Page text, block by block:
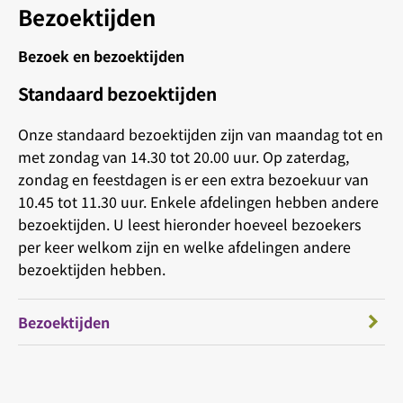
Bezoektijden
Bezoek en bezoektijden
Standaard bezoektijden
Onze standaard bezoektijden zijn van maandag tot en
met zondag van 14.30 tot 20.00 uur. Op zaterdag,
zondag en feestdagen is er een extra bezoekuur van
10.45 tot 11.30 uur. Enkele afdelingen hebben andere
bezoektijden. U leest hieronder hoeveel bezoekers
per keer welkom zijn en welke afdelingen andere
bezoektijden hebben.
Bezoektijden